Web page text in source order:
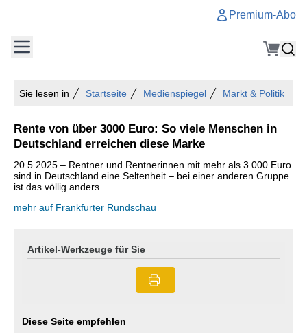
Premium-Abo
Sie lesen in Startseite Medienspiegel Markt & Politik
Rente von über 3000 Euro: So viele Menschen in
Deutschland erreichen diese Marke
20.5.2025 – Rentner und Rentnerinnen mit mehr als 3.000 Euro
sind in Deutschland eine Seltenheit – bei einer anderen Gruppe
ist das völlig anders.
mehr auf Frankfurter Rundschau
Artikel-Werkzeuge für Sie
Diese Seite empfehlen